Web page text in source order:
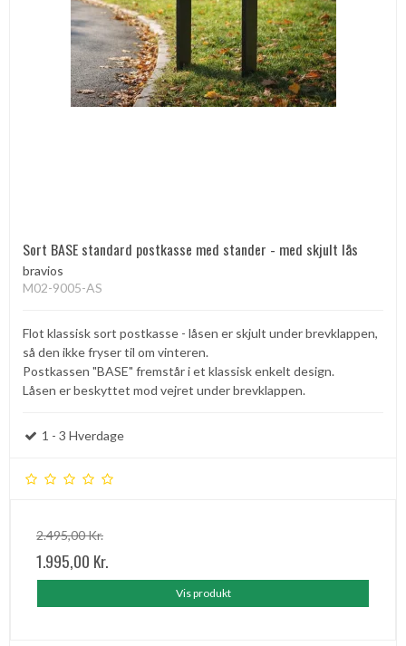
Sort BASE standard postkasse med stander - med skjult lås
bravios
M02-9005-AS
Flot klassisk sort postkasse - låsen er skjult under brevklappen,
så den ikke fryser til om vinteren.
Postkassen "BASE" fremstår i et klassisk enkelt design.
Låsen er beskyttet mod vejret under brevklappen.
1 - 3 Hverdage
2.495,00 Kr.
1.995,00 Kr.
Vis produkt